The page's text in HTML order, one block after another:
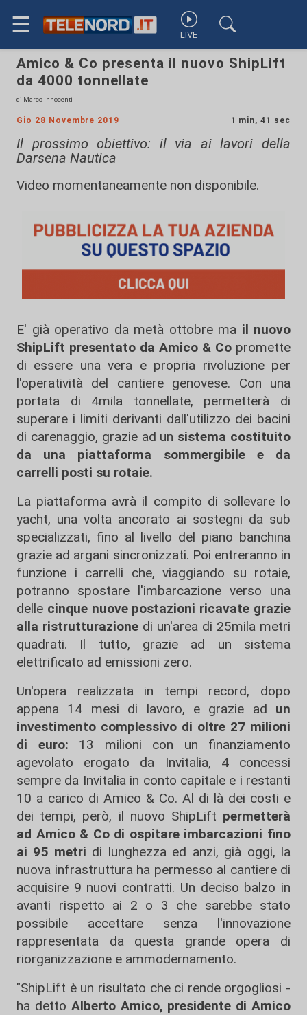
☰ LIVE
Amico & Co presenta il nuovo ShipLift
da 4000 tonnellate
di Marco Innocenti
Gio 28 Novembre 2019 1 min, 41 sec
Il prossimo obiettivo: il via ai lavori della
Darsena Nautica
Video momentaneamente non disponibile.
E' già operativo da metà ottobre ma il nuovo
ShipLift presentato da Amico & Co promette
di essere una vera e propria rivoluzione per
l'operatività del cantiere genovese. Con una
portata di 4mila tonnellate, permetterà di
superare i limiti derivanti dall'utilizzo dei bacini
di carenaggio, grazie ad un sistema costituito
da una piattaforma sommergibile e da
carrelli posti su rotaie.
La piattaforma avrà il compito di sollevare lo
yacht, una volta ancorato ai sostegni da sub
specializzati, fino al livello del piano banchina
grazie ad argani sincronizzati. Poi entreranno in
funzione i carrelli che, viaggiando su rotaie,
potranno spostare l'imbarcazione verso una
delle cinque nuove postazioni ricavate grazie
alla ristrutturazione di un'area di 25mila metri
quadrati. Il tutto, grazie ad un sistema
elettrificato ad emissioni zero.
Un'opera realizzata in tempi record, dopo
appena 14 mesi di lavoro, e grazie ad un
investimento complessivo di oltre 27 milioni
di euro: 13 milioni con un finanziamento
agevolato erogato da Invitalia, 4 concessi
sempre da Invitalia in conto capitale e i restanti
10 a carico di Amico & Co. Al di là dei costi e
dei tempi, però, il nuovo ShipLift permetterà
ad Amico & Co di ospitare imbarcazioni fino
ai 95 metri di lunghezza ed anzi, già oggi, la
nuova infrastruttura ha permesso al cantiere di
acquisire 9 nuovi contratti. Un deciso balzo in
avanti rispetto ai 2 o 3 che sarebbe stato
possibile accettare senza l'innovazione
rappresentata da questa grande opera di
riorganizzazione e ammodernamento.
"ShipLift è un risultato che ci rende orgogliosi -
ha detto Alberto Amico, presidente di Amico